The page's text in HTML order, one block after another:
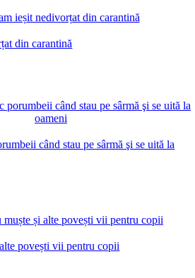
din carantină
când stau pe sârmă şi se uită la
povești vii pentru copii